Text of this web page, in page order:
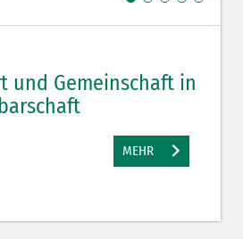
und Gemeinschaft in
MEHR